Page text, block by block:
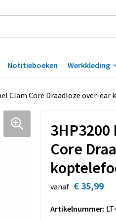
Notitieboeken Werkkleding
Clam Core Draadloze over-
3HP3200
Core
vanaf € 35,99
Artikelnummer: